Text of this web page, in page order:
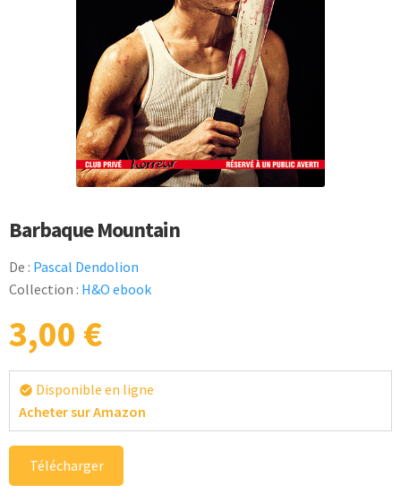
Barbaque Mountain
De : Pascal Dendolion
Collection : H&O ebook
3,00 €
check_circle Disponible en ligne
Acheter sur Amazon
Télécharger